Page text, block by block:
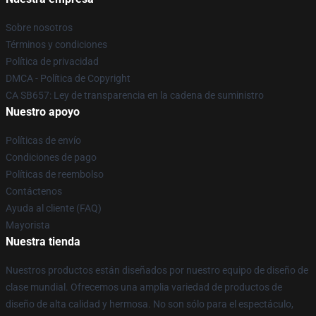
Sobre nosotros
Términos y condiciones
Política de privacidad
DMCA - Política de Copyright
CA SB657: Ley de transparencia en la cadena de suministro
Nuestro apoyo
Políticas de envío
Condiciones de pago
Políticas de reembolso
Contáctenos
Ayuda al cliente (FAQ)
Mayorista
Nuestra tienda
Nuestros productos están diseñados por nuestro equipo de diseño de
clase mundial. Ofrecemos una amplia variedad de productos de
diseño de alta calidad y hermosa. No son sólo para el espectáculo,